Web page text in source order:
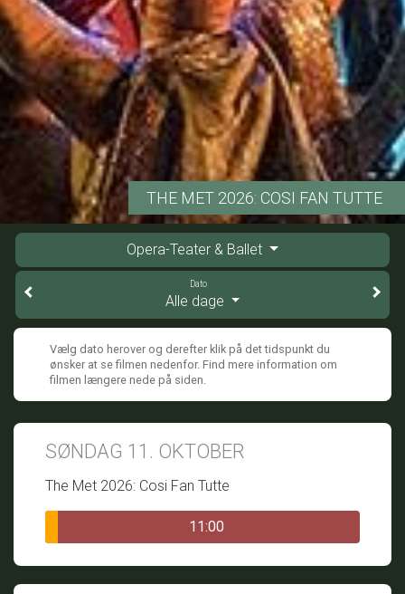
THE MET 2026: COSI FAN TUTTE
Opera-Teater & Ballet
Dato
Alle dage
Vælg dato herover og derefter klik på det tidspunkt du
ønsker at se filmen nedenfor. Find mere information om
filmen længere nede på siden.
SØNDAG 11. OKTOBER
The Met 2026: Cosi Fan Tutte
11:00